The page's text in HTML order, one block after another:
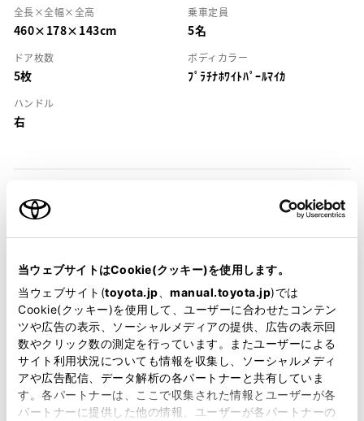
当ウェブサイトはCookie(クッキー)を使用します。
当ウェブサイト(toyota.jp manual.toyota.jp)では
Cookie(クッキー)を使用して、ユーザーに合わせたコンテン
ツや広告の表示、ソーシャルメディアの提供、広告の表示回
数やクリック数の測定を行っています。またユーザーによる
サイト利用状況についても情報を収集し、ソーシャルメディ
アや広告配信、データ解析の各パートナーと共有していま
す。各パートナーは、ここで収集された情報とユーザーが各
パートナーに提供した他の情報、ユーザーが各パートナーの
全長×全幅×全高
460×178×143cm
乗車定員
5名
ドア枚数
5枚
ボディカラー
ﾌﾟﾗﾁﾅﾎﾜｲﾄﾊﾟｰﾙﾏｲｶ
ハンドル
右
装備・仕様
基本装備
パワステ